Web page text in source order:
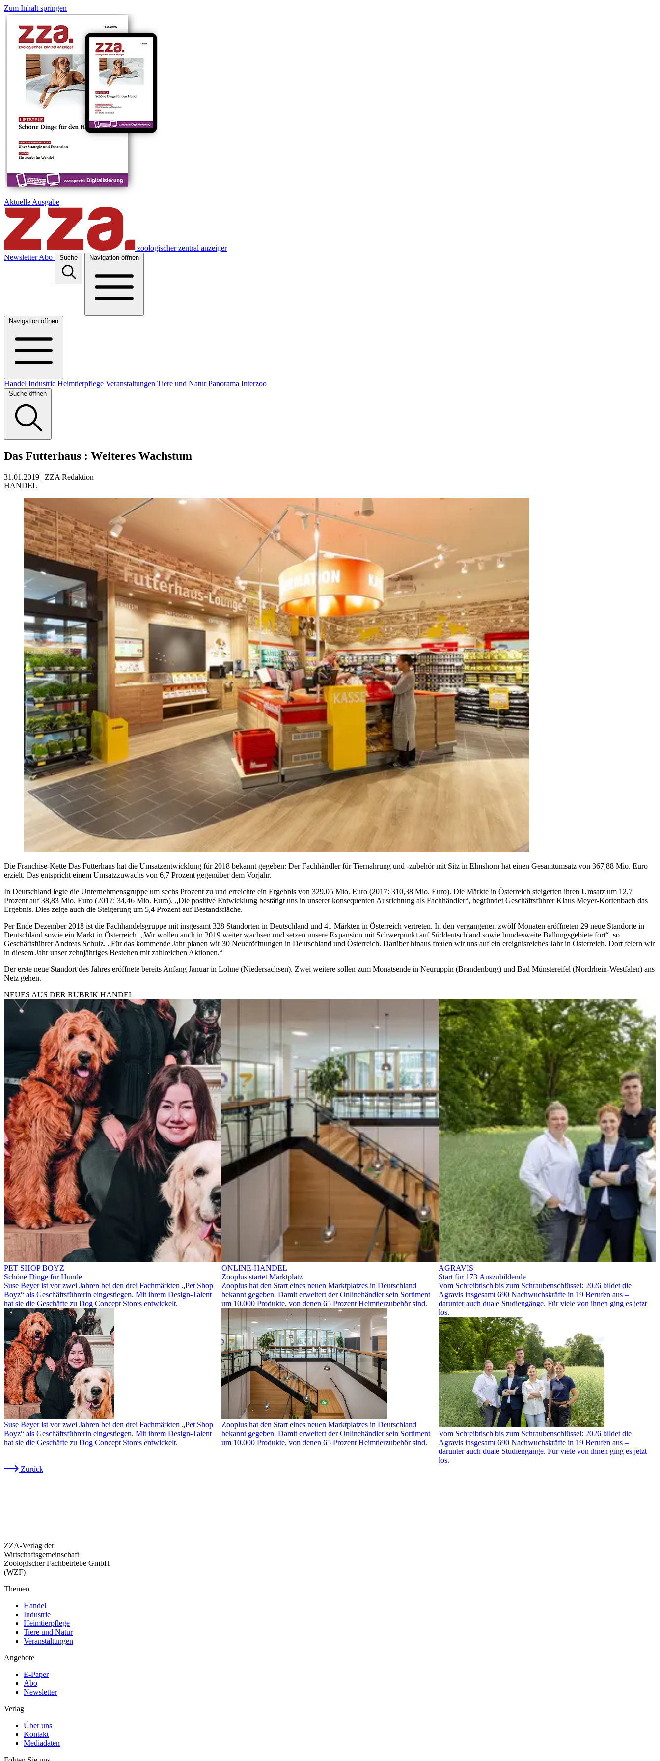
Zum Inhalt springen
Aktuelle Ausgabe
zoologischer zentral anzeiger
Newsletter Abo Suche Navigation öffnen
Navigation öffnen
Handel Industrie Heimtierpflege Veranstaltungen Tiere und NaturPanorama Interzoo
Suche öffnen
Das Futterhaus : Weiteres Wachstum
31.01.2019 | ZZA Redaktion
HANDEL
Die Franchise-Kette Das Futterhaus hat die Umsatzentwicklung für 2018 bekannt gegeben: Der Fachhändler für Tiernahrung und -zubehör mit Sitz in Elmshorn hat einen Gesamtumsatz von 367,88 Mio. Euro
erzielt. Das entspricht einem Umsatzzuwachs von 6,7 Prozent gegenüber dem Vorjahr.
In Deutschland legte die Unternehmensgruppe um sechs Prozent zu und erreichte ein Ergebnis von 329,05 Mio. Euro (2017: 310,38 Mio. Euro). Die Märkte in Österreich steigerten ihren Umsatz um 12,7
Prozent auf 38,83 Mio. Euro (2017: 34,46 Mio. Euro). „Die positive Entwicklung bestätigt uns in unserer konsequenten Ausrichtung als Fachhändler“, begründet Geschäftsführer Klaus Meyer-Kortenbach das
Ergebnis. Dies zeige auch die Steigerung um 5,4 Prozent auf Bestandsfläche.
Per Ende Dezember 2018 ist die Fachhandelsgruppe mit insgesamt 328 Standorten in Deutschland und 41 Märkten in Österreich vertreten. In den vergangenen zwölf Monaten eröffneten 29 neue Standorte in
Deutschland sowie ein Markt in Österreich. „Wir wollen auch in 2019 weiter wachsen und setzen unsere Expansion mit Schwerpunkt auf Süddeutschland sowie bundesweite Ballungsgebiete fort“, so
Geschäftsführer Andreas Schulz. „Für das kommende Jahr planen wir 30 Neueröffnungen in Deutschland und Österreich. Darüber hinaus freuen wir uns auf ein ereignisreiches Jahr in Österreich. Dort feiern wir
in diesem Jahr unser zehnjähriges Bestehen mit zahlreichen Aktionen.“
Der erste neue Standort des Jahres eröffnete bereits Anfang Januar in Lohne (Niedersachsen). Zwei weitere sollen zum Monatsende in Neuruppin (Brandenburg) und Bad Münstereifel (Nordrhein-Westfalen) ans
Netz gehen.
NEUES AUS DER RUBRIK HANDEL
PET SHOP BOYZ
Schöne Dinge für Hunde
Suse Beyer ist vor zwei Jahren bei den drei Fachmärkten „Pet Shop
Boyz“ als Geschäftsführerin eingestiegen. Mit ihrem Design-Talent
hat sie die Geschäfte zu Dog Concept Stores entwickelt.
Suse Beyer ist vor zwei Jahren bei den drei Fachmärkten „Pet Shop
Boyz“ als Geschäftsführerin eingestiegen. Mit ihrem Design-Talent
hat sie die Geschäfte zu Dog Concept Stores entwickelt.
ONLINE-HANDEL
Zooplus startet Marktplatz
Zooplus hat den Start eines neuen Marktplatzes in Deutschland
bekannt gegeben. Damit erweitert der Onlinehändler sein Sortiment
um 10.000 Produkte, von denen 65 Prozent Heimtierzubehör sind.
Zooplus hat den Start eines neuen Marktplatzes in Deutschland
bekannt gegeben. Damit erweitert der Onlinehändler sein Sortiment
um 10.000 Produkte, von denen 65 Prozent Heimtierzubehör sind.
AGRAVIS
Start für 173 Auszubildende
Vom Schreibtisch bis zum Schraubenschlüssel: 2026 bildet die
Agravis insgesamt 690 Nachwuchskräfte in 19 Berufen aus –
darunter auch duale Studiengänge. Für viele von ihnen ging es jetzt
los.
Vom Schreibtisch bis zum Schraubenschlüssel: 2026 bildet die
Agravis insgesamt 690 Nachwuchskräfte in 19 Berufen aus –
darunter auch duale Studiengänge. Für viele von ihnen ging es jetzt
los.
Zurück
ZZA-Verlag der
Wirtschaftsgemeinschaft
Zoologischer Fachbetriebe GmbH
(WZF)
Themen
Handel
Industrie
Heimtierpflege
Tiere und Natur
Veranstaltungen
Angebote
E-Paper
Abo
Newsletter
Verlag
Über uns
Kontakt
Mediadaten